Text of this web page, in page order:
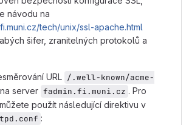
návodu na
tech/unix/ssl-apache.html
šifer, zranitelných protokolů a
URL /.well-known/acme-
na server fadmin.fi.muni.cz . Pro
použít následující direktivu v
: